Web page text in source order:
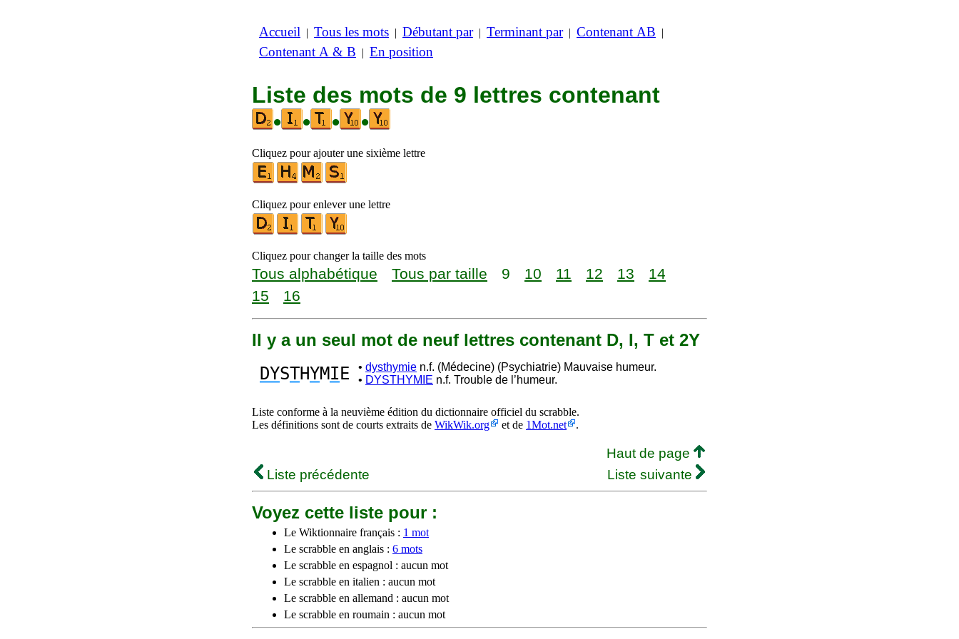
Accueil | Tous les mots | Débutant par| Terminant par| Contenant AB |
Contenant A & B | En position
Liste des mots de 9 lettres contenant
•
• • •
Cliquez pour ajouter une sixième lettre
Cliquez pour enlever une lettre
Cliquez pour changer la taille des mots
Tous alphabétique Tous par taille 9 10 11 12 13
14
15
16
Il y a un seul mot de neuf lettres contenant D, I, T et 2Y
DYSTHYMI E • dysthymie n.f. (Médecine) (Psychiatrie) Mauvaise humeur.
• DYSTHYMIE n.f. Trouble de l’humeur.
Liste conforme à la neuvième édition du dictionnaire officiel du scrabble.
Les définitions sont de courts extraits de WikWik.org et de 1Mot.net .
Haut de page
Liste précédente
Liste suivante
Voyez cette liste pour :
Le Wiktionnaire français : 1 mot
Le scrabble en anglais : 6 mots
Le scrabble en espagnol : aucun mot
Le scrabble en italien : aucun mot
Le scrabble en allemand : aucun mot
Le scrabble en roumain : aucun mot